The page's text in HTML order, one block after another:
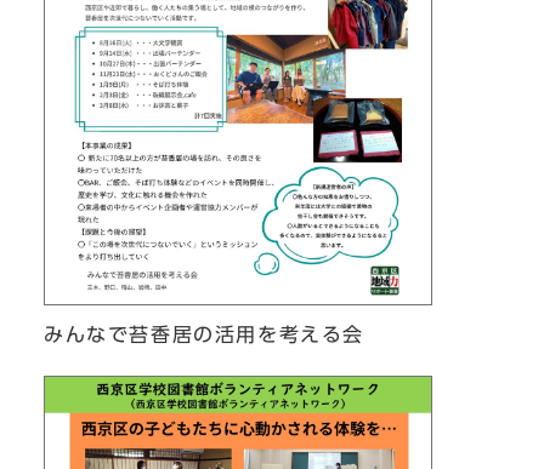
みんなで苔香居の活用を考える会